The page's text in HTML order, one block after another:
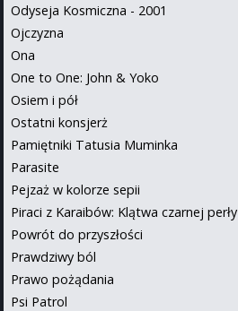
Odyseja Kosmiczna - 2001
Ojczyzna
Ona
One to One: John & Yoko
Osiem i pół
Ostatni konsjerż
Pamiętniki Tatusia Muminka
Parasite
Pejzaż w kolorze sepii
Piraci z Karaibów: Klątwa czarnej perły
Powrót do przyszłości
Prawdziwy ból
Prawo pożądania
Psi Patrol